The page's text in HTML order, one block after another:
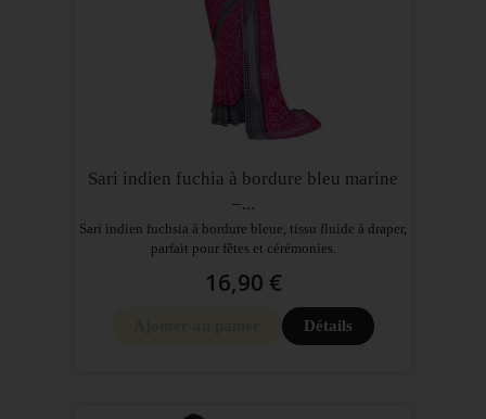
Sari indien fuchia à bordure bleu marine
–...
Sari indien fuchsia à bordure bleue, tissu fluide à draper,
parfait pour fêtes et cérémonies.
16,90 €
Détails